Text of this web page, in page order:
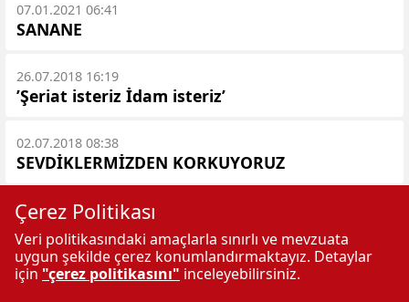
07.01.2021 06:41
SANANE
26.07.2018 16:19
’Şeriat isteriz İdam isteriz’
02.07.2018 08:38
SEVDİKLERMİZDEN KORKUYORUZ
20.06.2018 09:59
Nasıl bir partiye Oy vermeli?
22.05.2018 13:23
Çerez Politikası
Veri politikasındaki amaçlarla sınırlı ve mevzuata
uygun şekilde çerez konumlandırmaktayız. Detaylar
için "çerez politikasını" inceleyebilirsiniz.